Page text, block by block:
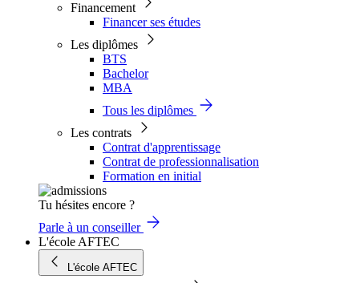
Financement
Financer ses études
Les diplômes
BTS
Bachelor
MBA
Tous les diplômes
Les contrats
Contrat d'apprentissage
Contrat de professionnalisation
Formation en initial
Tu hésites encore ?
Parle à un conseiller
L'école AFTEC
L'école AFTEC